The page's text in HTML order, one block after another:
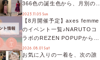
366色の誕生色から、月別の誕
生色、バースデーカラーコー
デまでご紹介♡
2023.11.05 Sun
【8月開催予定】axes femme
のイベント一覧♪NARUTOコ
ラボのREZEN POPUPから、
プチYour Stage.、ティーパー
ティまで！8月の特別なイベン
2026.08.01 Sat
お気に入りの一着を、次の誰